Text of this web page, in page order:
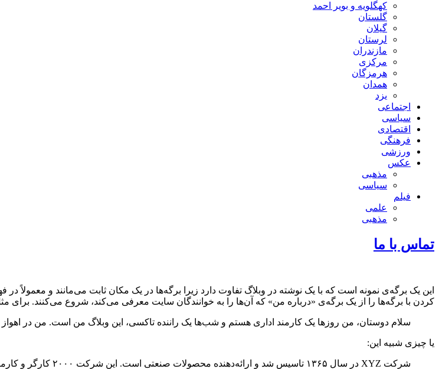
کهگلویه و بویر احمد
گلستان
گیلان
لرستان
مازندران
مرکزی
هرمزگان
همدان
یزد
اجتماعی
سیاسی
اقتصادی
فرهنگی
ورزشی
عکس
مذهبی
سیاسی
فیلم
علمی
مذهبی
تماس با ما
این یک برگه‌ی نمونه است که با یک نوشته در وبلاگ تفاوت دارد زیرا برگه‌ها در یک مکان ثابت می‌مانند و معمولاً
کردن با برگه‌ها را از یک برگه‌ی «درباره من» که آن‌ها را به خوانندگان سایت معرفی می‌کند، شروع می‌کنند. برای
سلام دوستان، من روزها یک کارمند اداری هستم و شب‌ها یک راننده تاکسی، این وبلاگ من است. من در
یا چیزی شبیه این:
شرکت XYZ در سال ۱۳۶۵ تاسیس شد و ارائه‌دهنده محصولات صنعتی است. این شرکت ۲۰۰۰ کارگر و کارمند دارد. امیدواریم از محصولات ما راضی باشید.